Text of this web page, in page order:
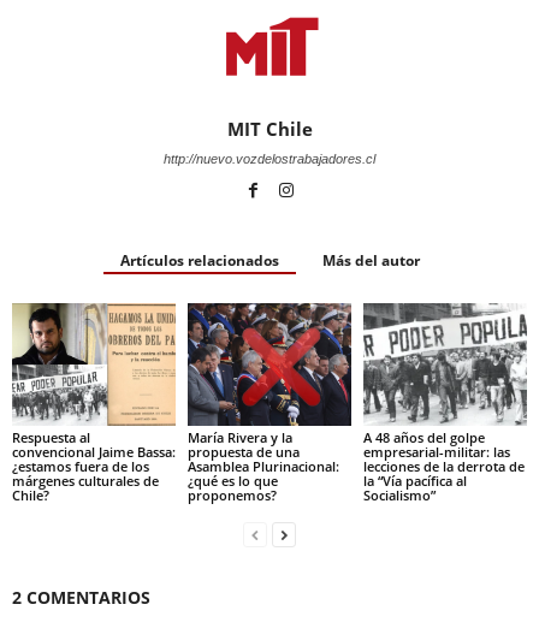
MIT Chile
http://nuevo.vozdelostrabajadores.cl
Artículos relacionados Más del autor
Respuesta al
convencional Jaime Bassa:
¿estamos fuera de los
márgenes culturales de
Chile?
María Rivera y la
propuesta de una
Asamblea Plurinacional:
¿qué es lo que
proponemos?
A 48 años del golpe
empresarial-militar: las
lecciones de la derrota de
la “Vía pacífica al
Socialismo”
2 COMENTARIOS